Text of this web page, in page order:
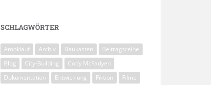
SCHLAGWÖRTER
Amoklauf Archiv Baukasten
Beitragsreihe
Blog
City-Building
Cody McFadyen
Dokumentation
Entwicklung Fiktion
Filme